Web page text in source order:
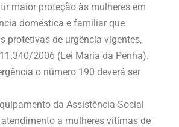
maior proteção às mulheres em
doméstica e familiar que
protetivas de urgência vigentes,
2006 (Lei Maria da Penha).
o número 190 deverá ser
da Assistência Social
a mulheres vítimas de